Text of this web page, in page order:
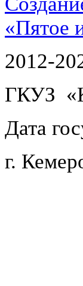
«Пятое
2012-
ГКУЗ
Дата
г.